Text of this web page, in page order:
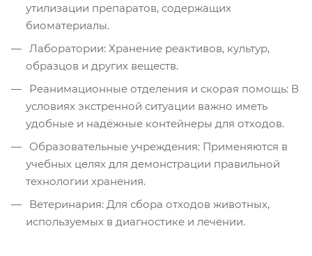
утилизации препаратов, содержащих
биоматериалы.
Лаборатории: Хранение реактивов, культур,
образцов и других веществ.
Реанимационные отделения и скорая помощь: В
условиях экстренной ситуации важно иметь
удобные и надёжные контейнеры для отходов.
Образовательные учреждения: Применяются в
учебных целях для демонстрации правильной
технологии хранения.
Ветеринария: Для сбора отходов животных,
используемых в диагностике и лечении.